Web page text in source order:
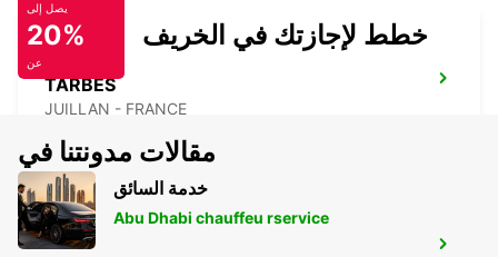
TARBES
JUILLAN - FRANCE
AIRE-SUR-L'ADOUR
يصل إلى
20%
عن
خطط لإجازتك في الخريف
مقالات مدونتنا في
خدمة السائق
Abu Dhabi chauffeu rservice